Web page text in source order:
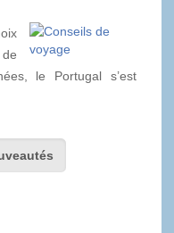
le Portugal s’est